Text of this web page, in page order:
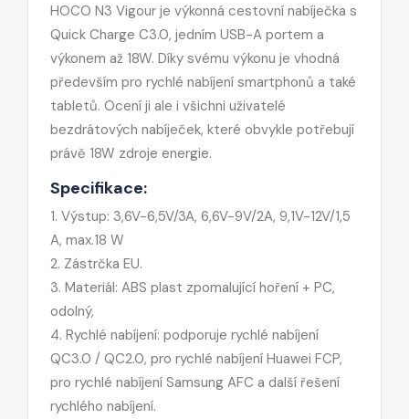
HOCO N3 Vigour je výkonná cestovní nabíječka s
Quick Charge C3.0, jedním USB-A portem a
výkonem až 18W. Díky svému výkonu je vhodná
především pro rychlé nabíjení smartphonů a také
tabletů. Ocení ji ale i všichni uživatelé
bezdrátových nabíječek, které obvykle potřebují
právě 18W zdroje energie.
Specifikace:
1. Výstup: 3,6V-6,5V/3A, 6,6V-9V/2A, 9,1V-12V/1,5
A, max.18 W
2. Zástrčka EU.
3. Materiál: ABS plast zpomalující hoření + PC,
odolný,
4. Rychlé nabíjení: podporuje rychlé nabíjení
QC3.0 / QC2.0, pro rychlé nabíjení Huawei FCP,
pro rychlé nabíjení Samsung AFC a další řešení
rychlého nabíjení.